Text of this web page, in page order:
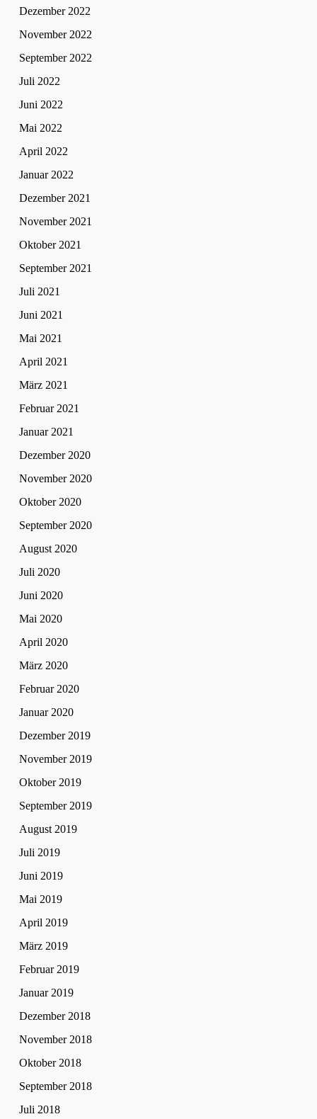
Dezember 2022
November 2022
September 2022
Juli 2022
Juni 2022
Mai 2022
April 2022
Januar 2022
Dezember 2021
November 2021
Oktober 2021
September 2021
Juli 2021
Juni 2021
Mai 2021
April 2021
März 2021
Februar 2021
Januar 2021
Dezember 2020
November 2020
Oktober 2020
September 2020
August 2020
Juli 2020
Juni 2020
Mai 2020
April 2020
März 2020
Februar 2020
Januar 2020
Dezember 2019
November 2019
Oktober 2019
September 2019
August 2019
Juli 2019
Juni 2019
Mai 2019
April 2019
März 2019
Februar 2019
Januar 2019
Dezember 2018
November 2018
Oktober 2018
September 2018
Juli 2018